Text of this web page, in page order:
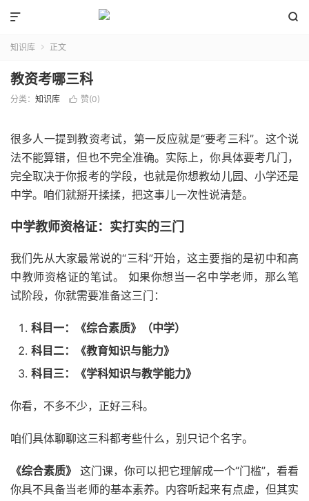


知识库  正文
教资考哪三科
分类： 知识库  赞(0)
很多人一提到教资考试，第一反应就是“要考三科”。这个说
法不能算错，但也不完全准确。实际上，你具体要考几门，
完全取决于你报考的学段，也就是你想教幼儿园、小学还是
中学。咱们就掰开揉揉，把这事儿一次性说清楚。
中学教师资格证：实打实的三门
我们先从大家最常说的“三科”开始，这主要指的是初中和高
中教师资格证的笔试。 如果你想当一名中学老师，那么笔
试阶段，你就需要准备这三门：
科目一：《综合素质》（中学）
科目二：《教育知识与能力》
科目三：《学科知识与教学能力》
你看，不多不少，正好三科。
咱们具体聊聊这三科都考些什么，别只记个名字。
《综合素质》
这门课，你可以把它理解成一个“门槛”，看看
你具不具备当老师的基本素养。内容听起来有点虚，但其实